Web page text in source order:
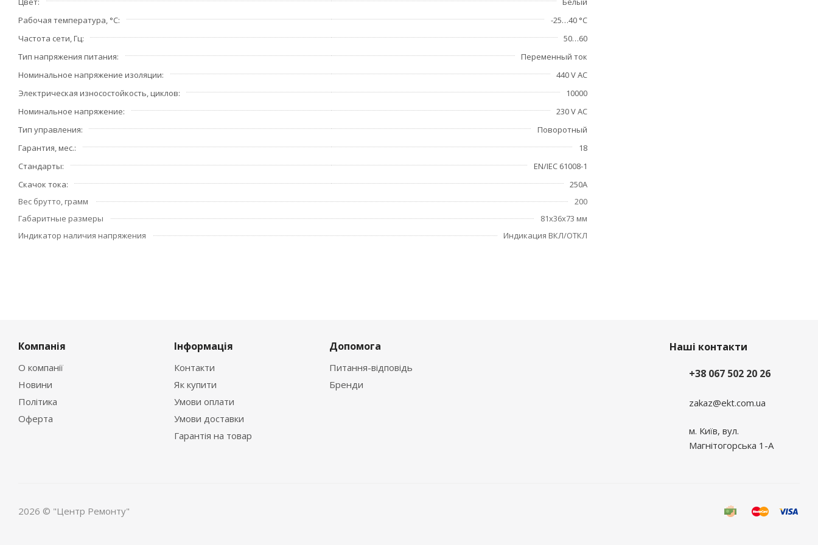
Рабочая температура, °С
-25…40 °C
Частота сети, Гц
50…60
Тип напряжения питания
Переменный ток
Номинальное напряжение изоляции
440 V AC
Электрическая износостойкость, циклов
10000
Номинальное напряжение
230 V AC
Тип управления
Поворотный
Гарантия, мес.
18
Стандарты
EN/IEC 61008-1
Скачок тока
250A
Вес брутто, грамм
200
Габаритные размеры
81х36х73 мм
Индикатор наличия напряжения
Индикация ВКЛ/ОТКЛ
Компанія
О компанії
Новини
Політика
Оферта
Інформація
Контакти
Як купити
Умови оплати
Умови доставки
Гарантія на товар
Допомога
Питання-відповідь
Бренди
Наші контакти
+38 067 502 20 26
zakaz@ekt.com.ua
м. Київ, вул.
Магнітогорська 1-А
2026 © "Центр Ремонту"